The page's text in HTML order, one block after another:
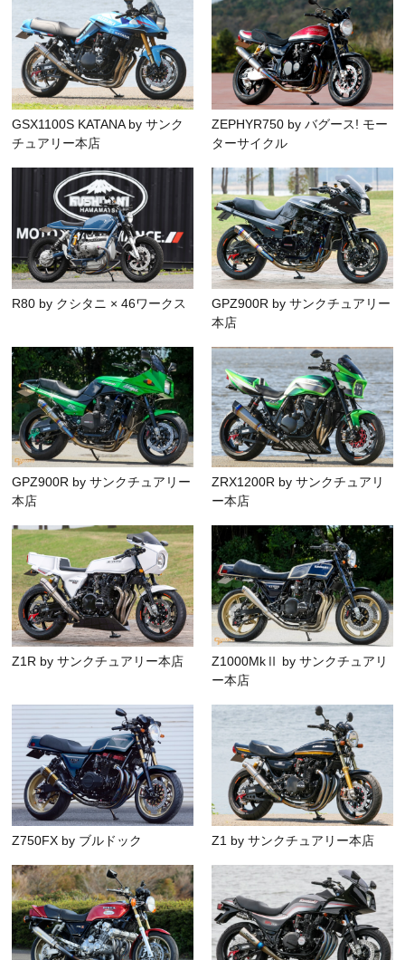
GSX1100S KATANA by サンク
チュアリー本店
ZEPHYR750 by バグース! モー
ターサイクル
R80 by クシタニ × 46ワークス
GPZ900R by サンクチュアリー
本店
GPZ900R by サンクチュアリー
本店
ZRX1200R by サンクチュアリ
ー本店
Z1R by サンクチュアリー本店
Z1000MkⅡ by サンクチュアリ
ー本店
Z750FX by ブルドック Z1 by サンクチュアリー本店